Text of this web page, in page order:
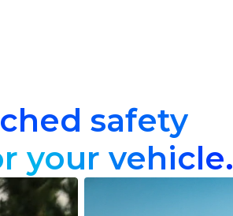
safety
your vehicle.